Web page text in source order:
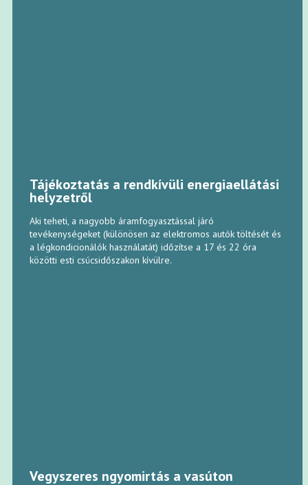
Tájékoztatás a rendkívüli energiaellátási
helyzetről
Aki teheti, a nagyobb áramfogyasztással járó
tevékenységeket (különösen az elektromos autók töltését és
a légkondicionálók használatát) időzítse a 17 és 22 óra
közötti esti csúcsidőszakon kívülre.
Vegyszeres ngyomirtás a vasúton